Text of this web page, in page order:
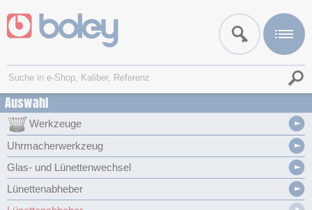
Auswahl
Werkzeuge
Uhrmacherwerkzeug
Glas- und Lünettenwechsel
Lünettenabheber